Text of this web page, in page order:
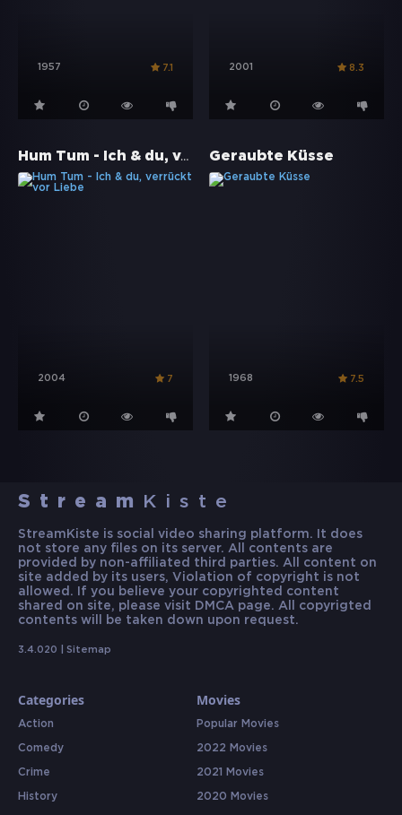
1957 7.1 2001 8.3
Hum Tum - Ich & du, verrückt vor Liebe
2004 7
Geraubte Küsse
1968 7.5
Stream Kiste
StreamKiste is social video sharing platform. It does
not store any files on its server. All contents are
provided by non-affiliated third parties. All content on
site added by its users, Violation of copyright is not
allowed. If you believe your copyrighted content
shared on site, please visit DMCA page. All copyrigted
contents will be taken down upon request.
3.4.020 | Sitemap
Categories
Action
Comedy
Crime
History
Movies
Popular Movies
2022 Movies
2021 Movies
2020 Movies